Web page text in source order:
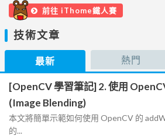
前往 iThome鐵人賽
技術文章
最新 熱門
[OpenCV 學習筆記] 2. 使用
(Image Blending)
本文將簡單示範如何使用 OpenCV 的
的...